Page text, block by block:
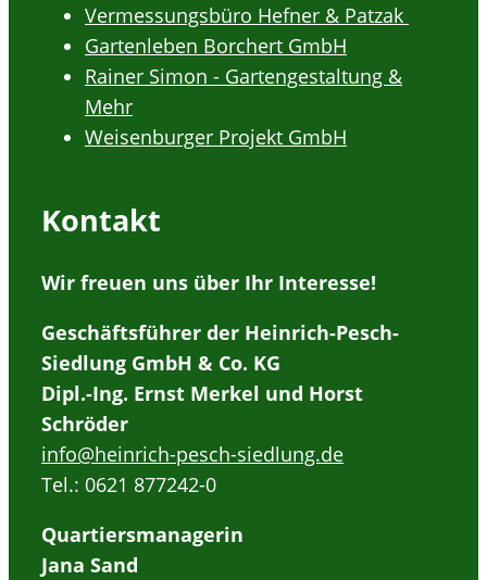
Vermessungsbüro Hefner & Patzak
Gartenleben Borchert GmbH
Rainer Simon - Gartengestaltung &
Mehr
Weisenburger Projekt GmbH
Kontakt
Wir freuen uns über Ihr Interesse!
Geschäftsführer der Heinrich-Pesch-
Siedlung GmbH & Co. KG
Dipl.-Ing. Ernst Merkel und Horst
Schröder
info@heinrich-pesch-siedlung.de
Tel.: 0621 877242-0
Quartiersmanagerin
Jana Sand